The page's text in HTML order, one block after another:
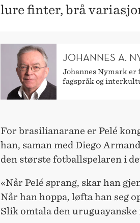
lure finter, brå
JOHANNES A.
Johannes Nymark
fagspråk og
For brasilianarane er Pelé
han, saman med Diego
den største fotballspelaren i
«Når Pelé sprang, skar han
Når han hoppa, løfta han seg
Slik omtala den